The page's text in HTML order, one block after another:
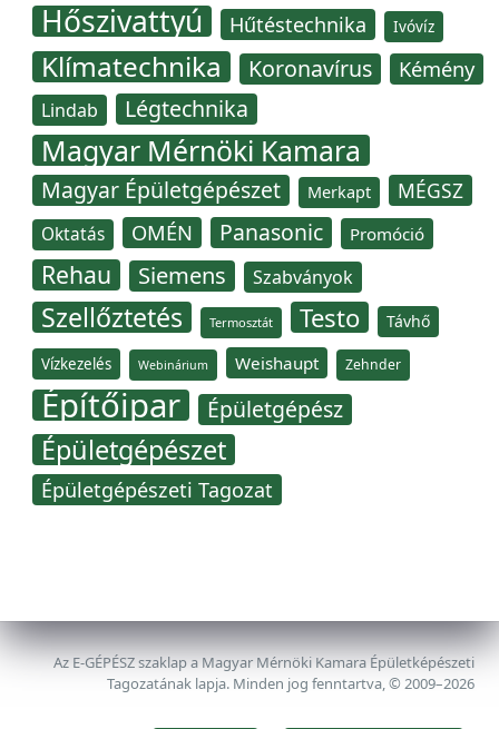
Hőszivattyú Hűtéstechnika Ivóvíz
Klímatechnika Koronavírus Kémény
Lindab Légtechnika
Magyar Mérnöki Kamara
Magyar Épületgépészet Merkapt MÉGSZ
Oktatás OMÉN Panasonic Promóció
Rehau Siemens Szabványok
Szellőztetés Termosztát Testo Távhő
Vízkezelés Webinárium Weishaupt Zehnder
Építőipar Épületgépész
Épületgépészet
Épületgépészeti Tagozat
Az E-GÉPÉSZ szaklap a Magyar Mérnöki Kamara Épületképészeti
Tagozatának lapja. Minden jog fenntartva, © 2009–2026